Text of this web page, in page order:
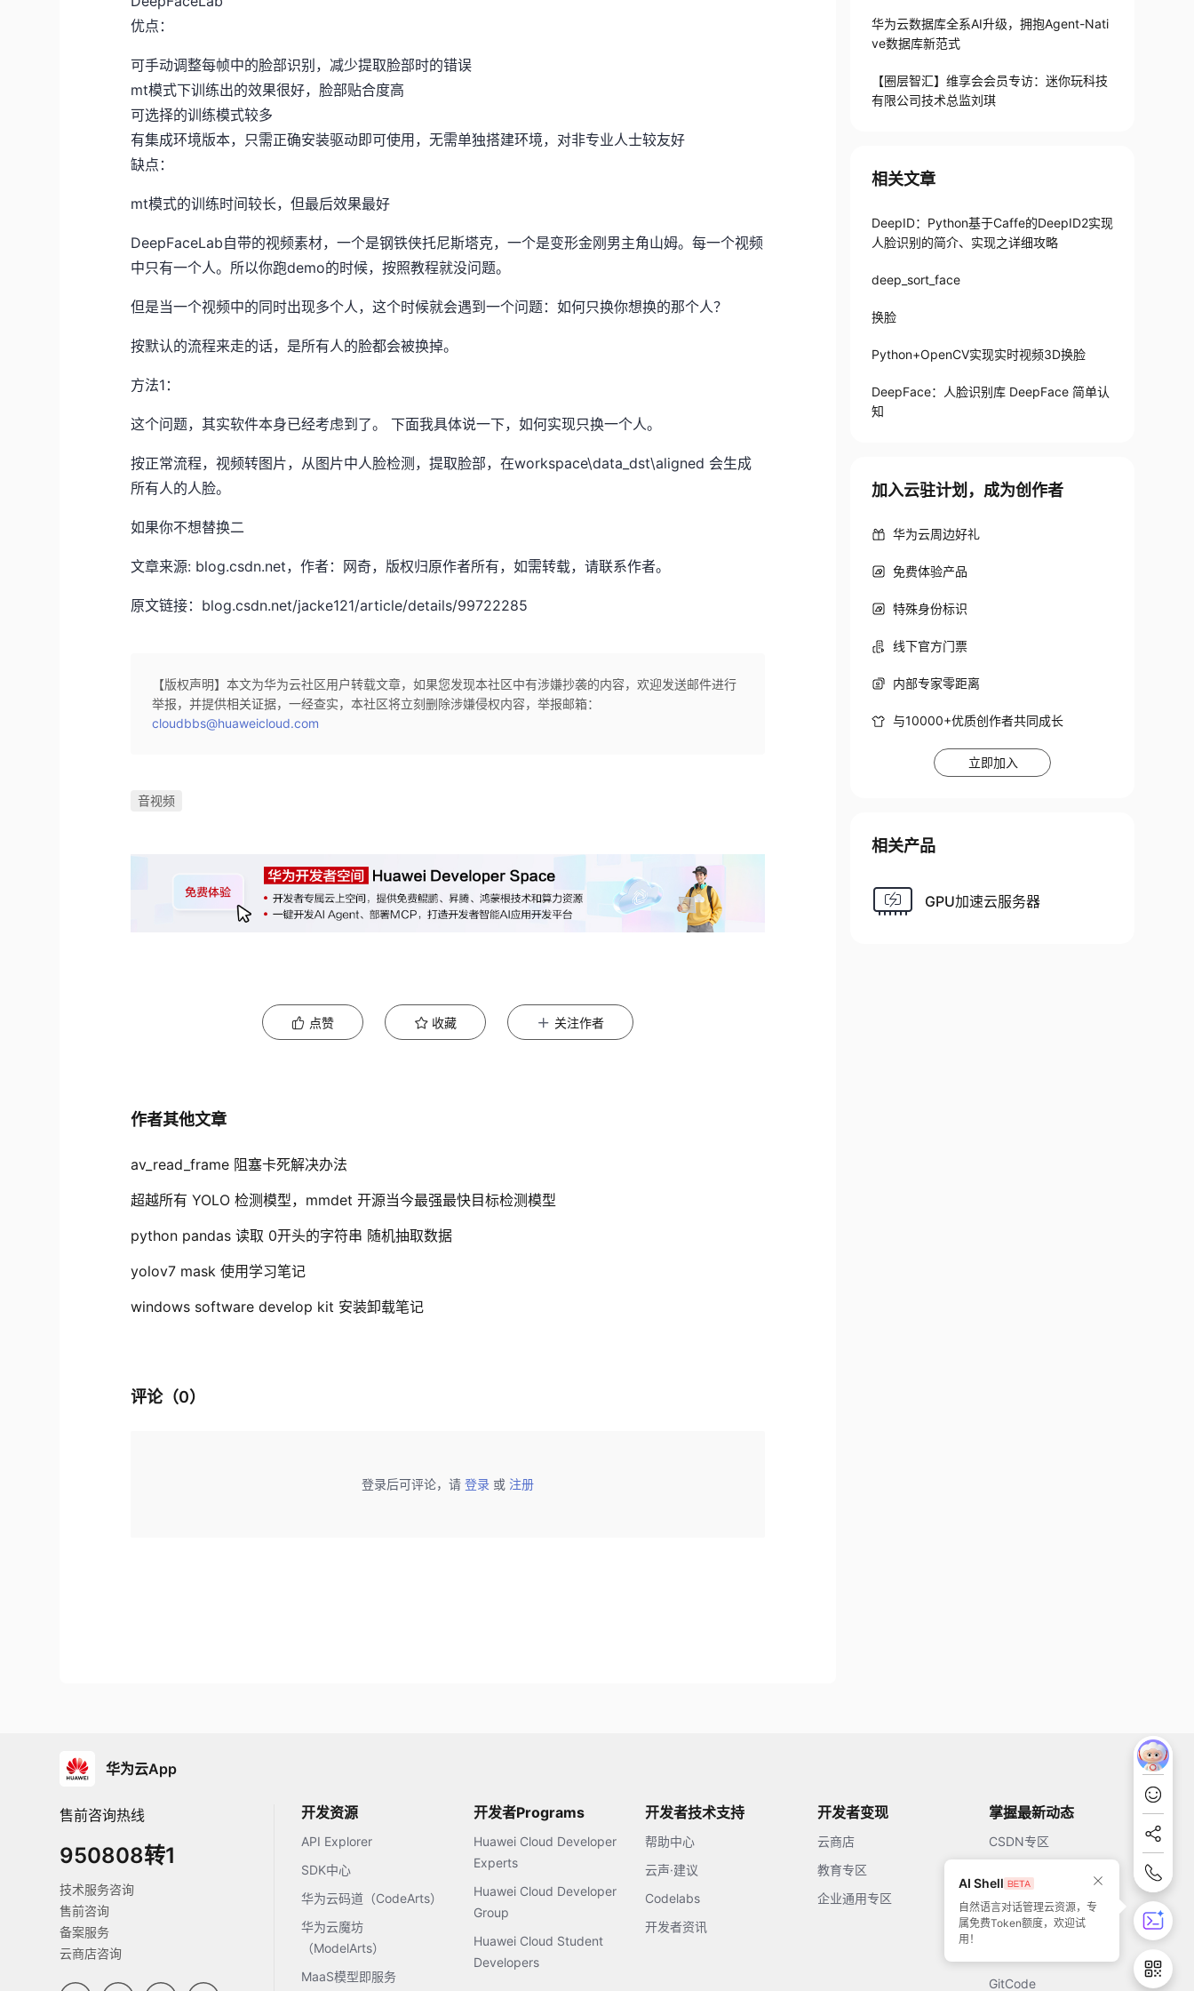
优点：
可手动调整每帧中的脸部识别，减少提取脸部时的错误
mt模式下训练出的效果很好，脸部贴合度高
可选择的训练模式较多
有集成环境版本，只需正确安装驱动即可使用，无需单独搭建环境，对非专业人士较友好
缺点：
mt模式的训练时间较长，但最后效果最好
DeepFaceLab自带的视频素材，一个是钢铁侠托尼斯塔克，一个是变形金刚男主角山姆。每一个视频
中只有一个人。所以你跑demo的时候，按照教程就没问题。
但是当一个视频中的同时出现多个人，这个时候就会遇到一个问题：如何只换你想换的那个人？
按默认的流程来走的话，是所有人的脸都会被换掉。
方法1：
这个问题，其实软件本身已经考虑到了。 下面我具体说一下，如何实现只换一个人。
按正常流程，视频转图片，从图片中人脸检测，提取脸部，在workspace\data_dst\aligned 会生成
所有人的人脸。
如果你不想替换二
文章来源: blog.csdn.net，作者：网奇，版权归原作者所有，如需转载，请联系作者。
原文链接：blog.csdn.net/jacke121/article/details/99722285
【版权声明】本文为华为云社区用户转载文章，如果您发现本社区中有涉嫌抄袭的内容，欢迎发送邮件进行
举报，并提供相关证据，一经查实，本社区将立刻删除涉嫌侵权内容，举报邮箱：
cloudbbs@huaweicloud.com
音视频
点赞 收藏 关注作者
作者其他文章
av_read_frame 阻塞卡死解决办法
超越所有 YOLO 检测模型，mmdet 开源当今最强最快目标检测模型
python pandas 读取 0开头的字符串 随机抽取数据
yolov7 mask 使用学习笔记
windows software develop kit 安装卸载笔记
评论（0）
登录后可评论，请 登录 或 注册
华为云数据库全系AI升级，拥抱Agent-Nati
ve数据库新范式
【圈层智汇】维享会会员专访：迷你玩科技
有限公司技术总监刘琪
相关文章
DeepID：Python基于Caffe的DeepID2实现
人脸识别的简介、实现之详细攻略
deep_sort_face
换脸
Python+OpenCV实现实时视频3D换脸
DeepFace：人脸识别库 DeepFace 简单认
知
加入云驻计划，成为创作者
华为云周边好礼
免费体验产品
特殊身份标识
线下官方门票
内部专家零距离
与10000+优质创作者共同成长
立即加入
相关产品
GPU加速云服务器
AI Shell
自然语言对话管理云资源，专
属免费Token额度，欢迎试
用！
华为云App
售前咨询热线
950808转1
技术服务咨询
售前咨询
备案服务
云商店咨询
开发资源
API Explorer
SDK中心
华为云码道（CodeArts）
华为云魔坊
（ModelArts）
MaaS模型即服务
开发者Programs
Huawei Cloud Developer
Experts
Huawei Cloud Developer
Group
Huawei Cloud Student
Developers
开发者技术支持
帮助中心
云声·建议
Codelabs
开发者资讯
开发者变现
云商店
教育专区
企业通用专区
掌握最新动态
CSDN专区
开源中国
51CTO
GitCode